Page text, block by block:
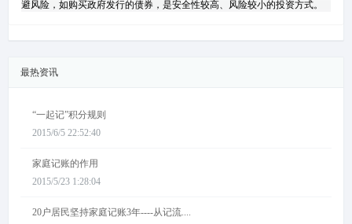
避风险，如购买政府发行的债券，是安全性较高、风险较小的投资方式。
最热资讯
“一起记”积分规则
2015/6/5 22:52:40
家庭记账的作用
2015/5/23 1:28:04
20户居民坚持家庭记账3年----从记流....